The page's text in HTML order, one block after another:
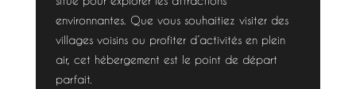
environnantes. Que vous souhaitiez visiter des
villages voisins ou profiter d’activités en plein
air, cet hébergement est le point de départ
parfait.